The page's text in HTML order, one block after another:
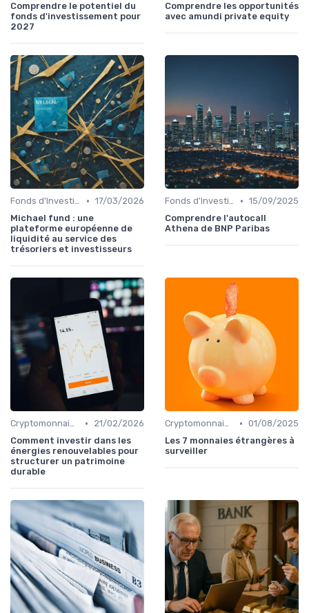
Comprendre le potentiel du
fonds d'investissement pour
2027
Comprendre les opportunités
avec amundi private equity
Fonds d'Investissement et ETF • 17/03/2026
Michael fund : une
plateforme européenne de
liquidité au service des
trésoriers et investisseurs
Fonds d'Investissement et ETF • 15/09/2025
Comprendre l'autocall
Athena de BNP Paribas
Cryptomonnaies et Investissements Alternatifs •
21/02/2026
Comment investir dans les
énergies renouvelables pour
structurer un patrimoine
durable
Cryptomonnaies et Investissements Alternatifs • 01/08/2025
Les 7 monnaies étrangères à
surveiller